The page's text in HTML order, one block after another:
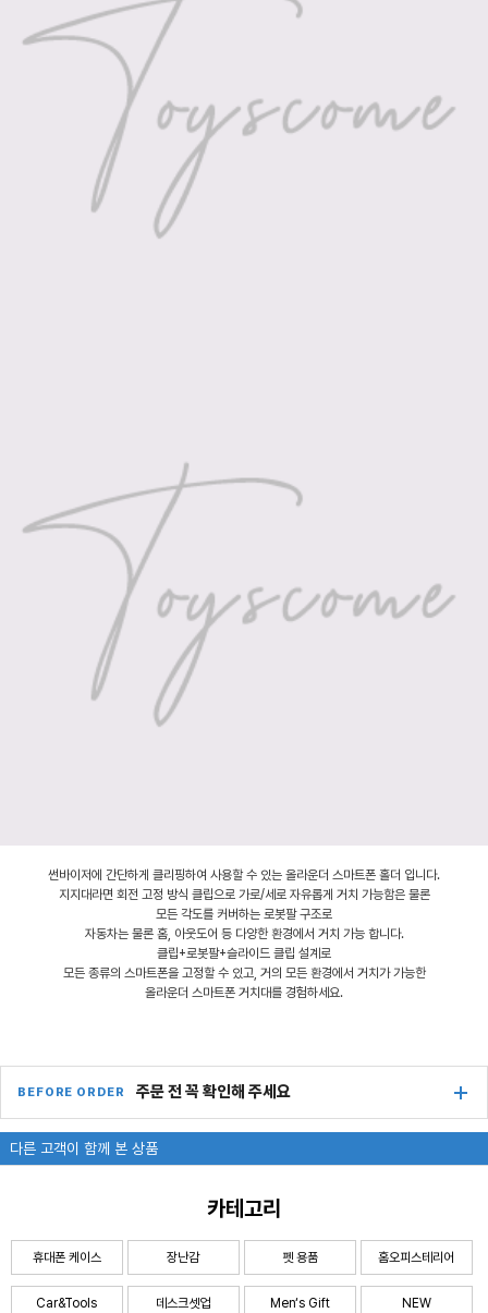
썬바이저에 간단하게 클리핑하여 사용할 수 있는 올라운더 스마트폰 홀더 입니다.
지지대라면 회전 고정 방식 클립으로 가로/세로 자유롭게 거치 가능함은 물론
모든 각도를 커버하는 로봇팔 구조로
자동차는 물론 홈, 아웃도어 등 다양한 환경에서 거치 가능 합니다.
클립+로봇팔+슬라이드 클립 설계로
모든 종류의 스마트폰을 고정할 수 있고, 거의 모든 환경에서 거치가 가능한
올라운더 스마트폰 거치대를 경험하세요.
BEFORE ORDER 주문 전 꼭 확인해 주세요
다른 고객이 함께 본 상품
카테고리
휴대폰 케이스 장난감 펫 용품 홈오피스테리어
Car&Tools 데스크셋업 Men‘s Gift NEW